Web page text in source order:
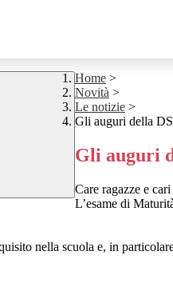
Home >
Novità >
Le notizie >
Gli auguri della
Gli auguri
Care ragazze e
L’esame di
nella scuola e, in